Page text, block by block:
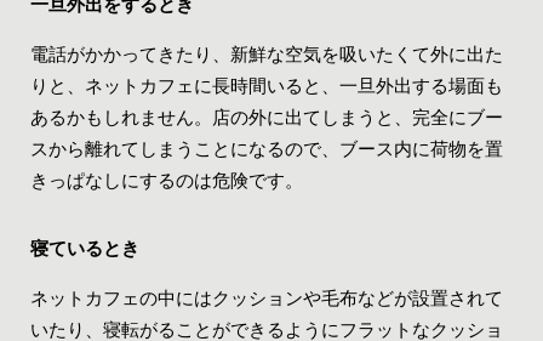
一旦外出をするとき
電話がかかってきたり、新鮮な空気を吸いたくて外に出た
りと、ネットカフェに長時間いると、一旦外出する場面も
あるかもしれません。店の外に出てしまうと、完全にブー
スから離れてしまうことになるので、ブース内に荷物を置
きっぱなしにするのは危険です。
寝ているとき
ネットカフェの中にはクッションや毛布などが設置されて
いたり、寝転がることができるようにフラットなクッショ